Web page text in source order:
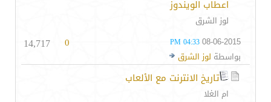
اعطاب الويندوز
لوز الشرق
08-06-2015
04:33 PM
بواسطة لوز الشرق
0
14,717
تاريخ الانترنت مع الألعاب
ام الغلا